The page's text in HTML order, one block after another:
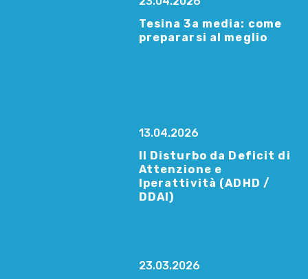
Tesina 3a media: come
prepararsi al meglio
13.04.2026
Il Disturbo da Deficit di
Attenzione e
Iperattività (ADHD /
DDAI)
23.03.2026